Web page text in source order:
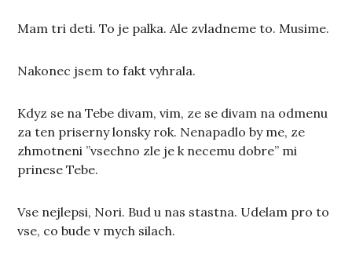
Mam tri deti. To je palka. Ale zvladneme to. Musime.
Nakonec jsem to fakt vyhrala.
Kdyz se na Tebe divam, vim, ze se divam na odmenu
za ten priserny lonsky rok. Nenapadlo by me, ze
zhmotneni ”vsechno zle je k necemu dobre” mi
prinese Tebe.
Vse nejlepsi, Nori. Bud u nas stastna. Udelam pro to
vse, co bude v mych silach.